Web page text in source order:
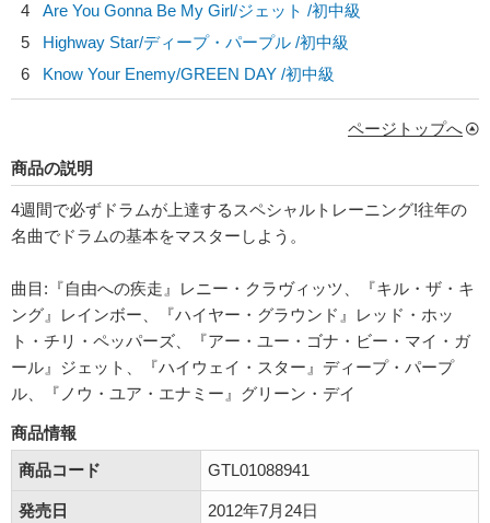
4
Are You Gonna Be My Girl/ジェット /初中級
5
Highway Star/ディープ・パープル /初中級
6
Know Your Enemy/GREEN DAY /初中級
ページトップへ
商品の説明
4週間で必ずドラムが上達するスペシャルトレーニング!往年の
名曲でドラムの基本をマスターしよう。
曲目:『自由への疾走』レニー・クラヴィッツ、『キル・ザ・キ
ング』レインボー、『ハイヤー・グラウンド』レッド・ホッ
ト・チリ・ペッパーズ、『アー・ユー・ゴナ・ビー・マイ・ガ
ール』ジェット、『ハイウェイ・スター』ディープ・パープ
ル、『ノウ・ユア・エナミー』グリーン・デイ
商品情報
商品コード
GTL01088941
発売日 2012年7月24日